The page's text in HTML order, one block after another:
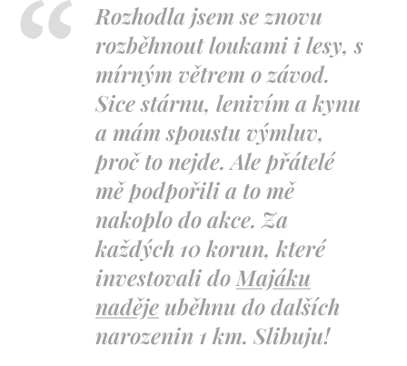
Rozhodla jsem se znovu
rozběhnout loukami i lesy, s
mírným větrem o závod.
Sice stárnu, lenivím a kynu
a mám spoustu výmluv,
proč to nejde. Ale přátelé
mě podpořili a to mě
nakoplo do akce. Za
každých 10 korun, které
investovali do Majáku
naděje uběhnu do dalších
narozenin 1 km. Slibuju!